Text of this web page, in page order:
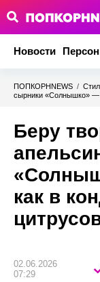
Новости
ПОПКОРНNEWS /
сырники «Солнышко» —
Беру
как в
02.06.2026
07:29